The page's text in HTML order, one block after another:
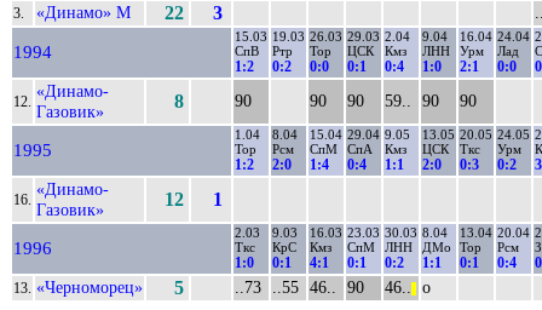
3. «Динамо» М 22 3
1994
15.03
СпВ
1:2
19.03
Ртр
0:2
26.03
Тор
0:0
29.03
ЦСК
0:1
2.04
Кмз
0:4
9.04
ЛНН
1:0
16.04
Урм
2:1
24.04
Лад
0:0
12.
«Динамо-
Газовик»
8 90 90 90 59.. 90 90
1995
1.04
Тор
1:2
8.04
Рсм
2:0
15.04
СпМ
1:4
29.04
СпА
0:4
9.05
Кмз
1:1
13.05
ЦСК
2:0
20.05
Ткс
0:3
24.05
Урм
0:2
16.
«Динамо-
Газовик»
12 1
1996
2.03
Ткс
1:0
9.03
КрС
0:1
16.03
Кмз
4:1
23.03
СпМ
0:1
30.03
ЛНН
0:2
8.04
ДМо
1:1
13.04
Тор
0:1
20.04
Рсм
0:4
13. «Черноморец» 5 ..73 ..55 46.. 90 46.. о